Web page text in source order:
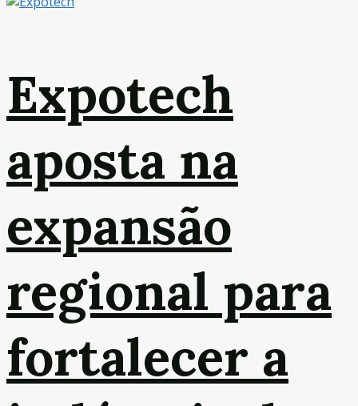
Expotech
aposta na
expansão
regional para
fortalecer a